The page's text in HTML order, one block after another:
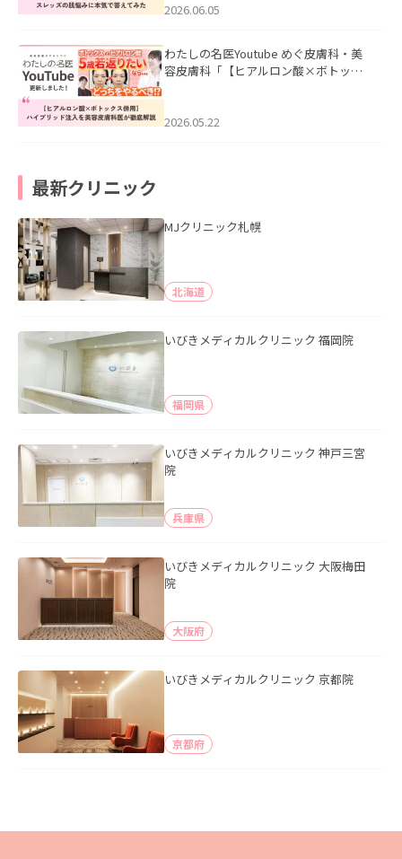
2026.06.05
わたしの名医Youtube めぐ皮膚科・美
容皮膚科「【ヒアルロン酸×ボトック
た。
2026.05.22
最新クリニック
MJクリニック札幌
北海道
いびきメディカルクリニック 福岡院
福岡県
いびきメディカルクリニック 神戸三宮
院
兵庫県
いびきメディカルクリニック 大阪梅田
院
大阪府
いびきメディカルクリニック 京都院
京都府